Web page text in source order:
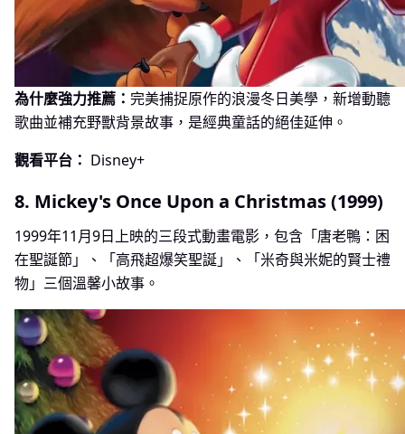
為什麼強力推薦： 完美捕捉原作的浪漫冬日美學，新增動聽
歌曲並補充野獸背景故事，是經典童話的絕佳延伸。
觀看平台： Disney+
8. Mickey's Once Upon a Christmas (1999)
1999年11月9日上映的三段式動畫電影，包含「唐老鴨：困
在聖誕節」、「高飛超爆笑聖誕」、「米奇與米妮的賢士禮
物」三個溫馨小故事。